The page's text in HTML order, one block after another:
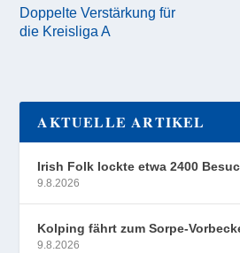
Doppelte Verstärkung für
die Kreisliga A
AKTUELLE ARTIKEL
Irish Folk lockte etwa 2400
9.8.2026
Kolping fährt zum Sorpe-
9.8.2026